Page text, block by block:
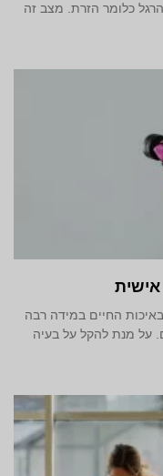
כלומר הזרת. מצב זה
החיים במידה רבה
על מנת להקל על בעיה